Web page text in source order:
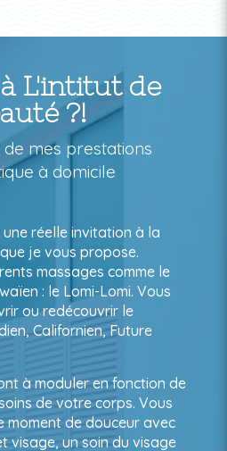
L'intitut de
?!
de mes prestations
à domicile
une réelle invitation à la
je vous propose.
massages comme le
: le Lomi-Lomi. Vous
ou redécouvrir le
Californien, Future
à moduler en fonction de
de votre corps. Vous
moment de douceur avec
visage, un soin du visage